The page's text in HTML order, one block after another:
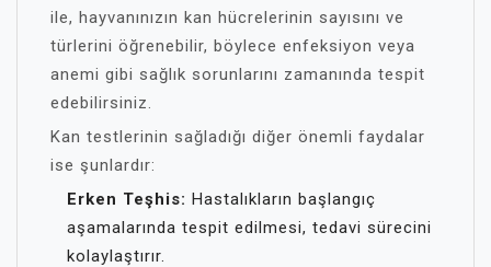
ile, hayvanınızın kan hücrelerinin sayısını ve
türlerini öğrenebilir, böylece enfeksiyon veya
anemi gibi sağlık sorunlarını zamanında tespit
edebilirsiniz.
Kan testlerinin sağladığı diğer önemli faydalar
ise şunlardır:
Erken Teşhis: Hastalıkların başlangıç
aşamalarında tespit edilmesi, tedavi sürecini
kolaylaştırır.